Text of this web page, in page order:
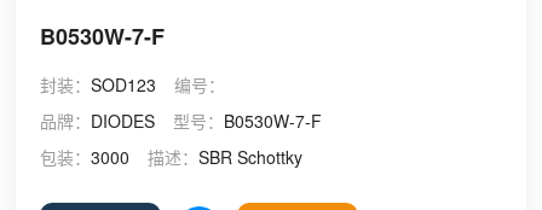
B0530W-7-F
封装：SOD123
编号：
品牌： DIODES 型号： B0530W-7-F
包装：3000 描述：SBR Schottky